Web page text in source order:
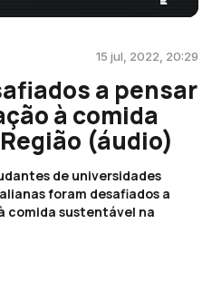
15 jul, 2022, 20:29
a pensar
à comida
(áudio)
de universidades
foram desafiados a
comida sustentável na